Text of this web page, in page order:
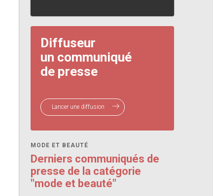
Diffuseur
un communiqué
de presse
Lancer une diffusion
MODE ET BEAUTÉ
Derniers communiqués de
presse de la catégorie
"mode et beauté"